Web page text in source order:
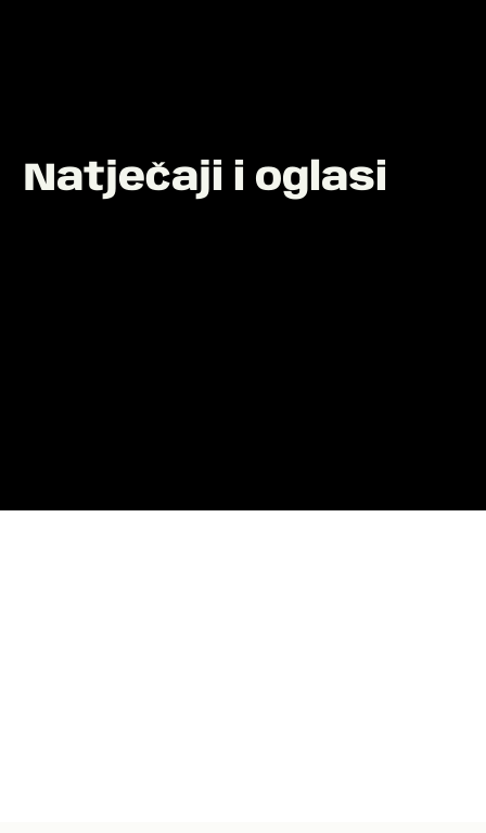
Natječaji i oglasi